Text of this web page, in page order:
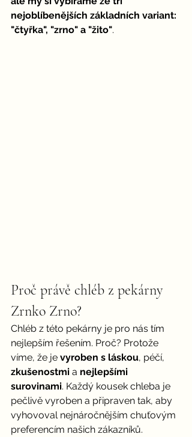
nejoblíbenějších základních variant:
"čtyřka", "zrno" a "žito".
Proč právě chléb z pekárny
Zrnko Zrno?
Chléb z této pekárny je pro nás tím
nejlepším řešením. Proč? Protože
víme, že je vyroben s láskou, péčí,
zkušenostmi a nejlepšími
surovinami. Každý kousek chleba je
pečlivě vyroben a připraven tak, aby
vyhovoval nejnáročnějším chuťovým
preferencím našich zákazníků.